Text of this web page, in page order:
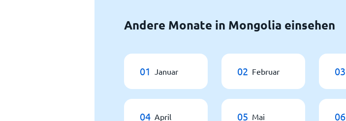
Andere Monate in Mongolia einsehen
01 Januar 02 Februar 03
04 April 05 Mai 06